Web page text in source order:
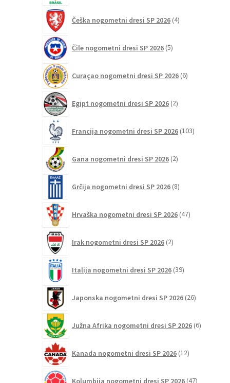
Češka nogometni dresi SP 2026 4izdelki
Čile nogometni dresi SP 2026 5izdelkov
Curaçao nogometni dresi SP 2026 6izdelkov
Egipt nogometni dresi SP 2026 2izdelka
Francija nogometni dresi SP 2026 103izdelki
Gana nogometni dresi SP 2026 2izdelka
Grčija nogometni dresi SP 2026 8izdelkov
Hrvaška nogometni dresi SP 2026 47izdelkov
Irak nogometni dresi SP 2026 2izdelka
Italija nogometni dresi SP 2026 39izdelkov
Japonska nogometni dresi SP 2026 26izdelkov
Južna Afrika nogometni dresi SP 2026 6izdelkov
Kanada nogometni dresi SP 2026 12izdelkov
Kolumbija nogometni dresi SP 2026 47